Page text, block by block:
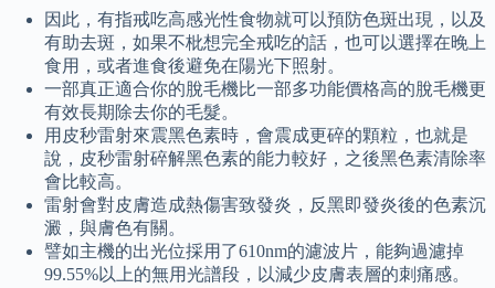
因此，有指戒吃高感光性食物就可以預防色斑出現，以及
有助去斑，如果不枇想完全戒吃的話，也可以選擇在晚上
食用，或者進食後避免在陽光下照射。
一部真正適合你的脫毛機比一部多功能價格高的脫毛機更
有效長期除去你的毛髮。
用皮秒雷射來震黑色素時，會震成更碎的顆粒，也就是
說，皮秒雷射碎解黑色素的能力較好，之後黑色素清除率
會比較高。
雷射會對皮膚造成熱傷害致發炎，反黑即發炎後的色素沉
澱，與膚色有關。
譬如主機的出光位採用了610nm的濾波片，能夠過濾掉
99.55%以上的無用光譜段，以減少皮膚表層的刺痛感。